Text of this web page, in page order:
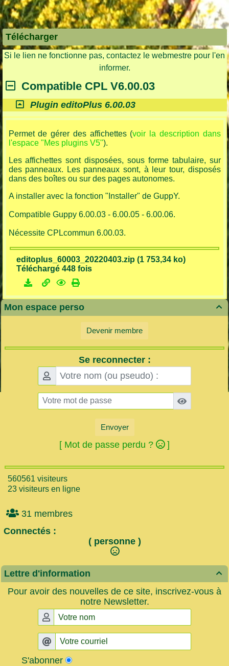
Télécharger
Si le lien ne fonctionne pas, contactez le webmestre pour l'en
informer.
Compatible CPL V6.00.03
Plugin editoPlus 6.00.03
Permet de gérer des affichettes (voir la description dans
l'espace "Mes plugins V5").
Les affichettes sont disposées, sous forme tabulaire, sur
des panneaux. Les panneaux sont, à leur tour, disposés
dans des boîtes ou sur des pages autonomes.
A installer avec la fonction "Installer" de GuppY.
Compatible Guppy 6.00.03 - 6.00.05 - 6.00.06.
Nécessite CPLcommun 6.00.03.
editoplus_60003_20220403.zip (1 753,34 ko)
Téléchargé 448 fois

Mon espace perso
Devenir membre
Se reconnecter :
Envoyer
[ Mot de passe perdu ? ]
560561 visiteurs
23 visiteurs en ligne
31 membres
Connectés :
( personne )

Lettre d'information
Pour avoir des nouvelles de ce site, inscrivez-vous à
notre Newsletter.
S'abonner